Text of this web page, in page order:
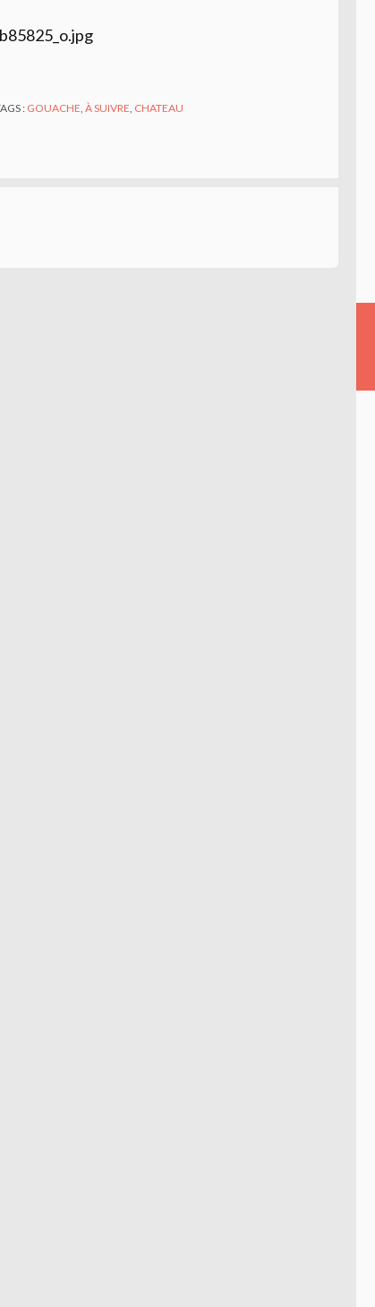
: GOUACHE,À SUIVRE, CHATEAU